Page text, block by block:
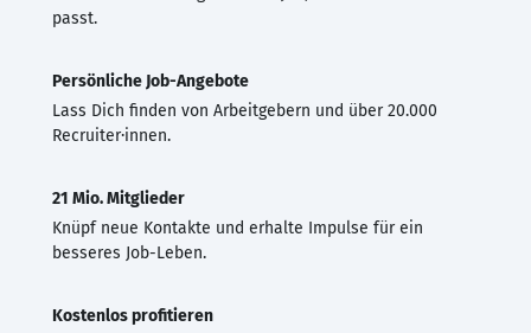
passt.
Persönliche Job-Angebote
Lass Dich finden von Arbeitgebern und über 20.000
Recruiter·innen.
21 Mio. Mitglieder
Knüpf neue Kontakte und erhalte Impulse für ein
besseres Job-Leben.
Kostenlos profitieren